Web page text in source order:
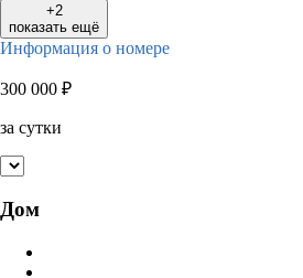
+2
показать ещё
Информация о номере
300 000 ₽
за сутки
Дом